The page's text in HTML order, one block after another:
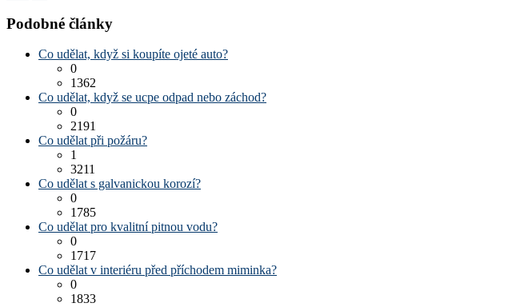
Podobné články
Co udělat, když si koupíte ojeté auto?
0
1362
Co udělat, když se ucpe odpad nebo záchod?
0
2191
Co udělat při požáru?
1
3211
Co udělat s galvanickou korozí?
0
1785
Co udělat pro kvalitní pitnou vodu?
0
1717
Co udělat v interiéru před příchodem miminka?
0
1833